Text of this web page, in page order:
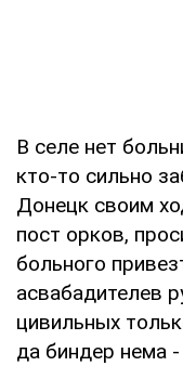
В селе нет
кто-то сильно
Донецк своим
пост орков,
больного
асвабадителев
цивильных
да биндер нема -